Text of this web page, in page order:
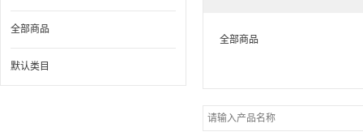
全部商品
默认类目
全部商品